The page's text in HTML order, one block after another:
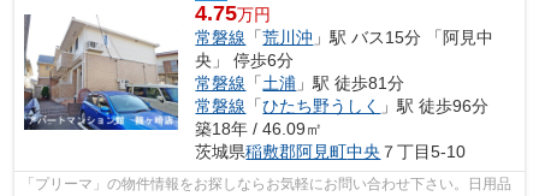
4.75万円
常磐線 「荒川沖 」駅 バス15分 「阿見中
央」 停歩6分
常磐線 「土浦 」駅 徒歩81分
常磐線 「ひたち野うしく
」駅 徒歩96分
築18年 / 46.09㎡
茨城県稲敷郡阿見町中央 ７丁目5-10
「プリーマ」の物件情報をお探しならお気軽にお問い合わせ下さい。日用品